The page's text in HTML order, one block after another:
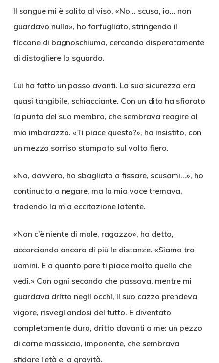
Il sangue mi è salito al viso. «No… scusa, io… non
guardavo nulla», ho farfugliato, stringendo il
flacone di bagnoschiuma, cercando disperatamente
di distogliere lo sguardo.
Lui ha fatto un passo avanti. La sua sicurezza era
quasi tangibile, schiacciante. Con un dito ha sfiorato
la punta del suo membro, che sembrava reagire al
mio imbarazzo. «Ti piace questo?», ha insistito, con
un mezzo sorriso stampato sul volto fiero.
«No, davvero, ho sbagliato a fissare, scusami…», ho
continuato a negare, ma la mia voce tremava,
tradendo la mia eccitazione latente.
«Non c’è niente di male, ragazzo», ha detto,
accorciando ancora di più le distanze. «Siamo tra
uomini. E a quanto pare ti piace molto quello che
vedi.» Con ogni secondo che passava, mentre mi
guardava dritto negli occhi, il suo cazzo prendeva
vigore, risvegliandosi del tutto. È diventato
completamente duro, dritto davanti a me: un pezzo
di carne massiccio, imponente, che sembrava
sfidare l’età e la gravità.